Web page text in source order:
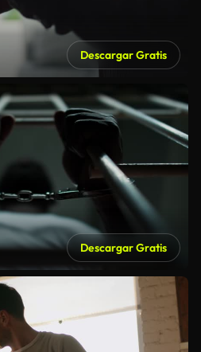
Descargar Gratis
Descargar Gratis